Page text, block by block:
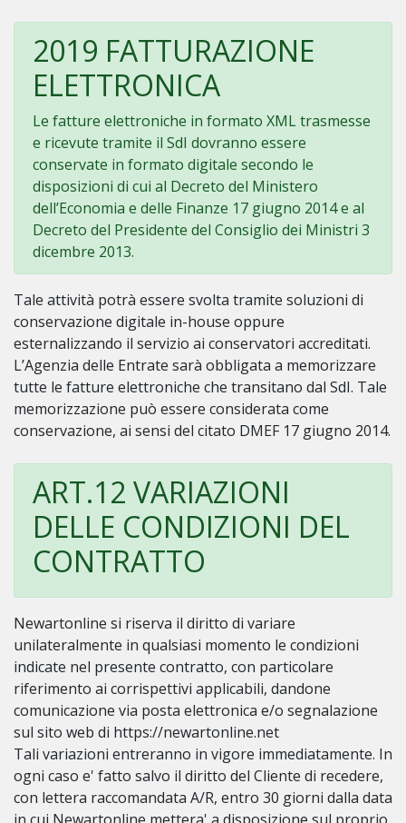
2019 FATTURAZIONE
ELETTRONICA
Le fatture elettroniche in formato XML trasmesse
e ricevute tramite il SdI dovranno essere
conservate in formato digitale secondo le
disposizioni di cui al Decreto del Ministero
dell’Economia e delle Finanze 17 giugno 2014 e al
Decreto del Presidente del Consiglio dei Ministri 3
dicembre 2013.
Tale attività potrà essere svolta tramite soluzioni di
conservazione digitale in-house oppure
esternalizzando il servizio ai conservatori accreditati.
L’Agenzia delle Entrate sarà obbligata a memorizzare
tutte le fatture elettroniche che transitano dal SdI. Tale
memorizzazione può essere considerata come
conservazione, ai sensi del citato DMEF 17 giugno 2014.
ART.12 VARIAZIONI
DELLE CONDIZIONI DEL
CONTRATTO
Newartonline si riserva il diritto di variare
unilateralmente in qualsiasi momento le condizioni
indicate nel presente contratto, con particolare
riferimento ai corrispettivi applicabili, dandone
comunicazione via posta elettronica e/o segnalazione
sul sito web di https://newartonline.net
Tali variazioni entreranno in vigore immediatamente. In
ogni caso e' fatto salvo il diritto del Cliente di recedere,
con lettera raccomandata A/R, entro 30 giorni dalla data